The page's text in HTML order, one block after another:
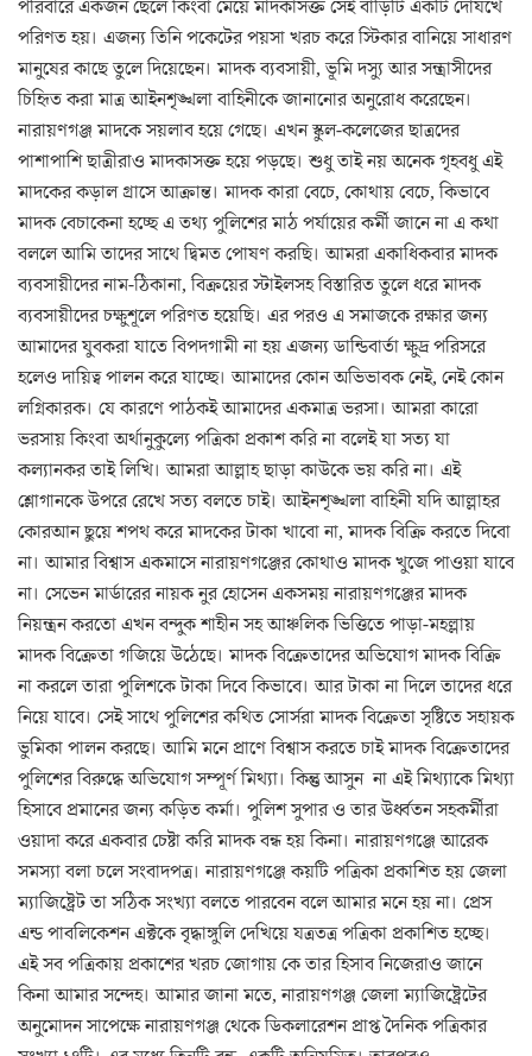
পরিবারে একজন ছেলে কিংবা মেয়ে মাদকাসক্ত সেই বাড়িটি একটি দোযখে
পরিণত হয়। এজন্য তিনি পকেটের পয়সা খরচ করে স্টিকার বানিয়ে সাধারণ
মানুষের কাছে তুলে দিয়েছেন। মাদক ব্যবসায়ী, ভূমি দস্যু আর সন্ত্রাসীদের
চিহিৃত করা মাত্র আইনশৃঙ্খলা বাহিনীকে জানানোর অনুরোধ করেছেন।
নারায়ণগঞ্জ মাদকে সয়লাব হয়ে গেছে। এখন স্কুল-কলেজের ছাত্রদের
পাশাপাশি ছাত্রীরাও মাদকাসক্ত হয়ে পড়ছে। শুধু তাই নয় অনেক গৃহবধু এই
মাদকের কড়াল গ্রাসে আক্রান্ত। মাদক কারা বেচে, কোথায় বেচে, কিভাবে
মাদক বেচাকেনা হচ্ছে এ তথ্য পুলিশের মাঠ পর্যায়ের কর্মী জানে না এ কথা
বললে আমি তাদের সাথে দ্বিমত পোষণ করছি। আমরা একাধিকবার মাদক
ব্যবসায়ীদের নাম-ঠিকানা, বিক্রয়ের স্টাইলসহ বিস্তারিত তুলে ধরে মাদক
ব্যবসায়ীদের চক্ষুশূলে পরিণত হয়েছি। এর পরও এ সমাজকে রক্ষার জন্য
আমাদের যুবকরা যাতে বিপদগামী না হয় এজন্য ডান্ডিবার্তা ক্ষুদ্র পরিসরে
হলেও দায়িত্ব পালন করে যাচ্ছে। আমাদের কোন অভিভাবক নেই, নেই কোন
লগ্নিকারক। যে কারণে পাঠকই আমাদের একমাত্র ভরসা। আমরা কারো
ভরসায় কিংবা অর্থানুকুল্যে পত্রিকা প্রকাশ করি না বলেই যা সত্য যা
কল্যানকর তাই লিখি। আমরা আল্লাহ ছাড়া কাউকে ভয় করি না। এই
শ্লোগানকে উপরে রেখে সত্য বলতে চাই। আইনশৃঙ্খলা বাহিনী যদি আল্লাহর
কোরআন ছুয়ে শপথ করে মাদকের টাকা খাবো না, মাদক বিক্রি করতে দিবো
না। আমার বিশ্বাস একমাসে নারায়ণগঞ্জের কোথাও মাদক খুজে পাওয়া যাবে
না। সেভেন মার্ডারের নায়ক নুর হোসেন একসময় নারায়ণগঞ্জের মাদক
নিয়ন্ত্রন করতো এখন বন্দুক শাহীন সহ আঞ্চলিক ভিত্তিতে পাড়া-মহল্লায়
মাদক বিক্রেতা গজিয়ে উঠেছে। মাদক বিক্রেতাদের অভিযোগ মাদক বিক্রি
না করলে তারা পুলিশকে টাকা দিবে কিভাবে। আর টাকা না দিলে তাদের ধরে
নিয়ে যাবে। সেই সাথে পুলিশের কথিত সোর্সরা মাদক বিক্রেতা সৃষ্টিতে সহায়ক
ভুমিকা পালন করছে। আমি মনে প্রাণে বিশ্বাস করতে চাই মাদক বিক্রেতাদের
পুলিশের বিরুদ্ধে অভিযোগ সম্পূর্ণ মিথ্যা। কিন্তু আসুন না এই মিথ্যাকে মিথ্যা
হিসাবে প্রমানের জন্য কড়িত কর্মা। পুলিশ সুপার ও তার উর্ধ্বতন সহকর্মীরা
ওয়াদা করে একবার চেষ্টা করি মাদক বন্ধ হয় কিনা। নারায়ণগঞ্জে আরেক
সমস্যা বলা চলে সংবাদপত্র। নারায়ণগঞ্জে কয়টি পত্রিকা প্রকাশিত হয় জেলা
ম্যাজিষ্ট্রেট তা সঠিক সংখ্যা বলতে পারবেন বলে আমার মনে হয় না। প্রেস
এন্ড পাবলিকেশন এক্টকে বৃদ্ধাঙ্গুলি দেখিয়ে যত্রতত্র পত্রিকা প্রকাশিত হচ্ছে।
এই সব পত্রিকায় প্রকাশের খরচ জোগায় কে তার হিসাব নিজেরাও জানে
কিনা আমার সন্দেহ। আমার জানা মতে, নারায়ণগঞ্জ জেলা ম্যাজিষ্ট্রেটের
অনুমোদন সাপেক্ষে নারায়ণগঞ্জ থেকে ডিকলারেশন প্রাপ্ত দৈনিক পত্রিকার